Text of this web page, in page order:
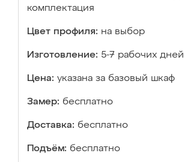
комплектация
Цвет профиля: на выбор
Изготовление: 5-7 рабочих дней
Цена: указана за базовый шкаф
Замер: бесплатно
Доставка: бесплатно
Подъём: бесплатно